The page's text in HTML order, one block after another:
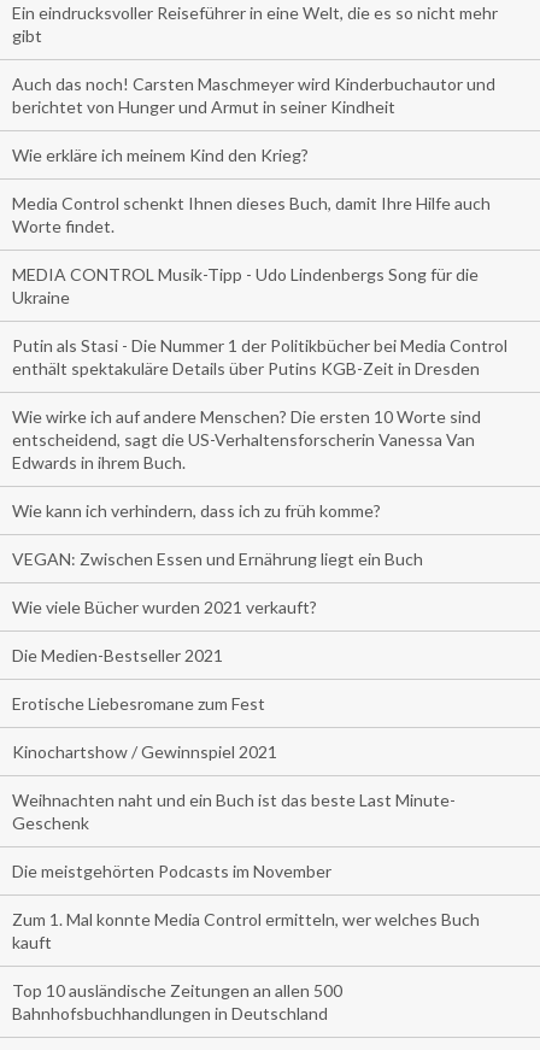
Ein eindrucksvoller Reiseführer in eine Welt, die es so nicht mehr
gibt
Auch das noch! Carsten Maschmeyer wird Kinderbuchautor und
berichtet von Hunger und Armut in seiner Kindheit
Wie erkläre ich meinem Kind den Krieg?
Media Control schenkt Ihnen dieses Buch, damit Ihre Hilfe auch
Worte findet.
MEDIA CONTROL Musik-Tipp - Udo Lindenbergs Song für die
Ukraine
Putin als Stasi - Die Nummer 1 der Politikbücher bei Media Control
enthält spektakuläre Details über Putins KGB-Zeit in Dresden
Wie wirke ich auf andere Menschen? Die ersten 10 Worte sind
entscheidend, sagt die US-Verhaltensforscherin Vanessa Van
Edwards in ihrem Buch.
Wie kann ich verhindern, dass ich zu früh komme?
VEGAN: Zwischen Essen und Ernährung liegt ein Buch
Wie viele Bücher wurden 2021 verkauft?
Die Medien-Bestseller 2021
Erotische Liebesromane zum Fest
Kinochartshow / Gewinnspiel 2021
Weihnachten naht und ein Buch ist das beste Last Minute-
Geschenk
Die meistgehörten Podcasts im November
Zum 1. Mal konnte Media Control ermitteln, wer welches Buch
kauft
Top 10 ausländische Zeitungen an allen 500
Bahnhofsbuchhandlungen in Deutschland